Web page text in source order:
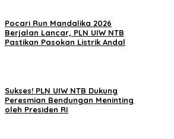
Pocari Run Mandalika 2026
Berjalan Lancar, PLN UIW NTB
Pastikan Pasokan Listrik Andal
Sukses! PLN UIW NTB Dukung
Peresmian Bendungan Meninting
oleh Presiden RI